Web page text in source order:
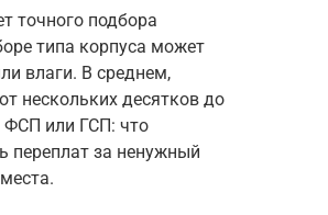
точного подбора
типа корпуса может
влаги. В среднем,
нескольких десятков до
ФСП или ГСП: что
переплат за ненужный